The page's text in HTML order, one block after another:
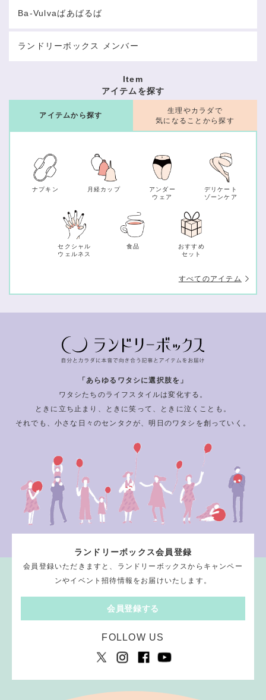
Ba-Vulvaばあばるば
ランドリーボックス メンバー
Item
アイテムを探す
アイテムから探す
ナプキン 月経カップ
アンダー
ウェア
デリケート
ゾーンケア
セクシャル
ウェルネス
食品
おすすめ
セット
すべてのアイテム
生理やカラダで
気になることから探す
「あらゆるワタシに選択肢を」
ワタシたちのライフスタイルは変化する。
ときに立ち止まり、ときに笑って、ときに泣くことも。
それでも、小さな日々のセンタクが、明日のワタシを創っていく。
ランドリーボックス会員登録
会員登録いただきますと、ランドリーボックスからキャンペー
ンやイベント招待情報をお届けいたします。
会員登録する
FOLLOW US